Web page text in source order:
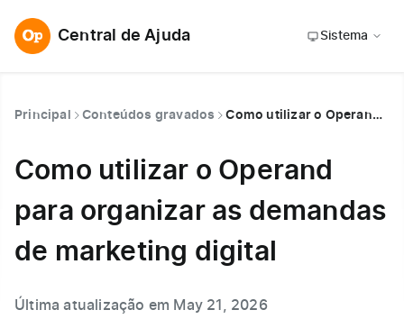
Central de Ajuda Sistema
Principal Conteúdos gravados Como utilizar o Operand para organizar as demandas de marketing digital
Como utilizar o Operand
para organizar as demandas
de marketing digital
Última atualização em May 21, 2026